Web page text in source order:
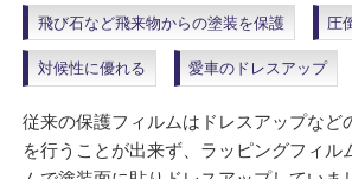
飛び石など飛来物からの塗装を保護 圧
対候性に優れる 愛車のドレスアップ
従来の保護フィルムはドレスアップなど
を行うことが出来ず、ラッピングフィル